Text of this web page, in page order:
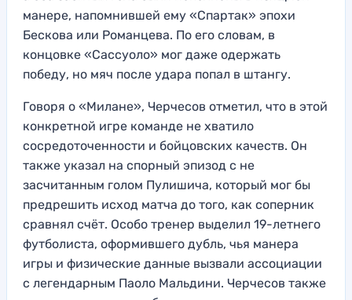
манере, напомнившей ему «Спартак» эпохи
Бескова или Романцева. По его словам, в
концовке «Сассуоло» мог даже одержать
победу, но мяч после удара попал в штангу.
Говоря о «Милане», Черчесов отметил, что в этой
конкретной игре команде не хватило
сосредоточенности и бойцовских качеств. Он
также указал на спорный эпизод с не
засчитанным голом Пулишича, который мог бы
предрешить исход матча до того, как соперник
сравнял счёт. Особо тренер выделил 19-летнего
футболиста, оформившего дубль, чья манера
игры и физические данные вызвали ассоциации
с легендарным Паоло Мальдини. Черчесов также